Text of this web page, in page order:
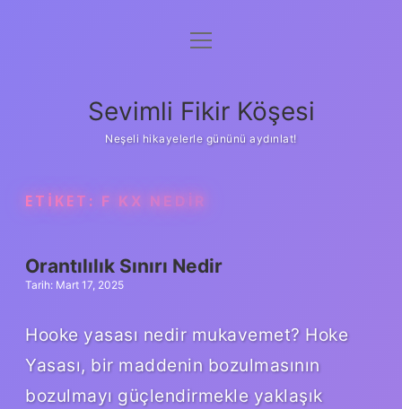
Anasayfa
Yasal Uyarı
menüyü
Sevimli Fikir Köşesi
Neşeli hikayelerle gününü aydınlat!
ETIKET: F KX NEDIR
Orantılılık Sınırı Nedir
Tarih: Mart 17, 2025
Hooke yasası nedir mukavemet? Hoke
Yasası, bir maddenin bozulmasının
bozulmayı güçlendirmekle yaklaşık